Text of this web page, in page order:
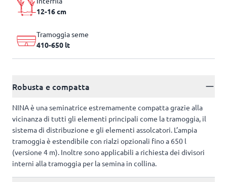
12-16 cm
Tramoggia seme
410-650 lt
Robusta e compatta
NINA è una seminatrice estremamente compatta grazie alla
vicinanza di tutti gli elementi principali come la tramoggia, il
sistema di distribuzione e gli elementi assolcatori. L’ampia
tramoggia è estendibile con rialzi opzionali fino a 650 l
(versione 4 m). Inoltre sono applicabili a richiesta dei divisori
interni alla tramoggia per la semina in collina.